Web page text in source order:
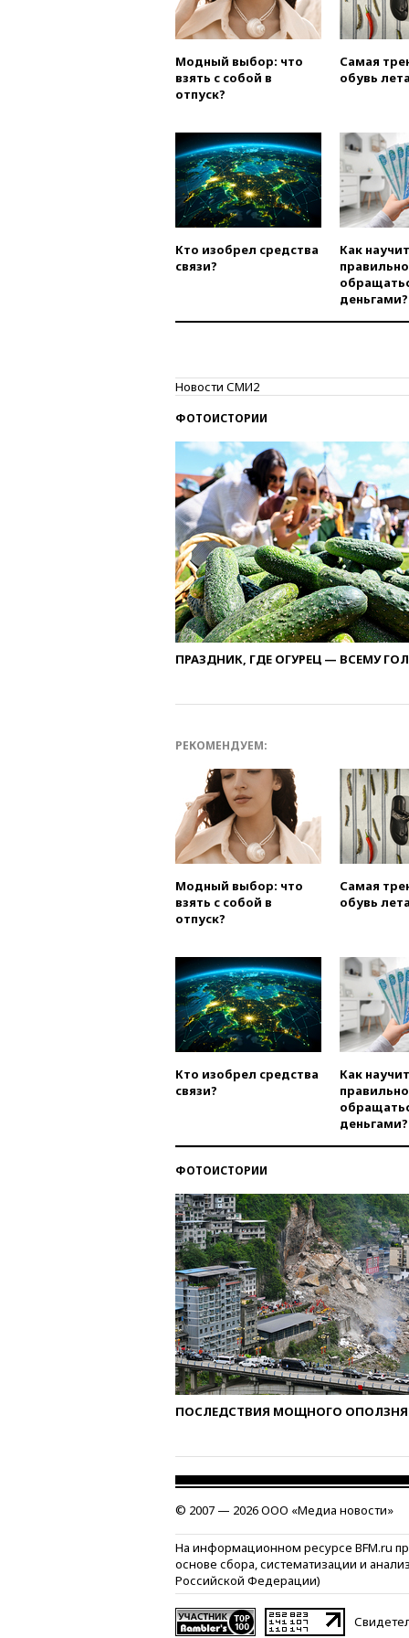
Модный выбор: что
взять с собой в
отпуск?
Самая
обувь
Кто изобрел средства
связи?
Как
правильно
деньгами?
Новости СМИ2
ФОТОИСТОРИИ
ПРАЗДНИК, ГДЕ ОГУРЕЦ — ВСЕМУ
РЕКОМЕНДУЕМ:
Модный выбор: что
взять с собой в
отпуск?
Самая
обувь
Кто изобрел средства
связи?
Как
правильно
деньгами?
ФОТОИСТОРИИ
ПОСЛЕДСТВИЯ МОЩНОГО ОПОЛЗНЯ
© 2007 — 2026 ООО «Медиа новости»
На информационном ресурсе BFM.ru
основе сбора, систематизации и
Российской Федерации)